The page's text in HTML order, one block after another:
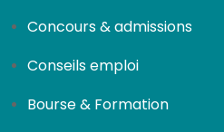
Concours & admissions
Conseils emploi
Bourse & Formation